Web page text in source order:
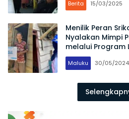
Berita 15/03/2025
Menilik Peran
Nyalakan Mimpi
melalui Program
Maluku 30/05/2024